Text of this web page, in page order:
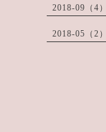
2018-09（4）
2018-05（2）